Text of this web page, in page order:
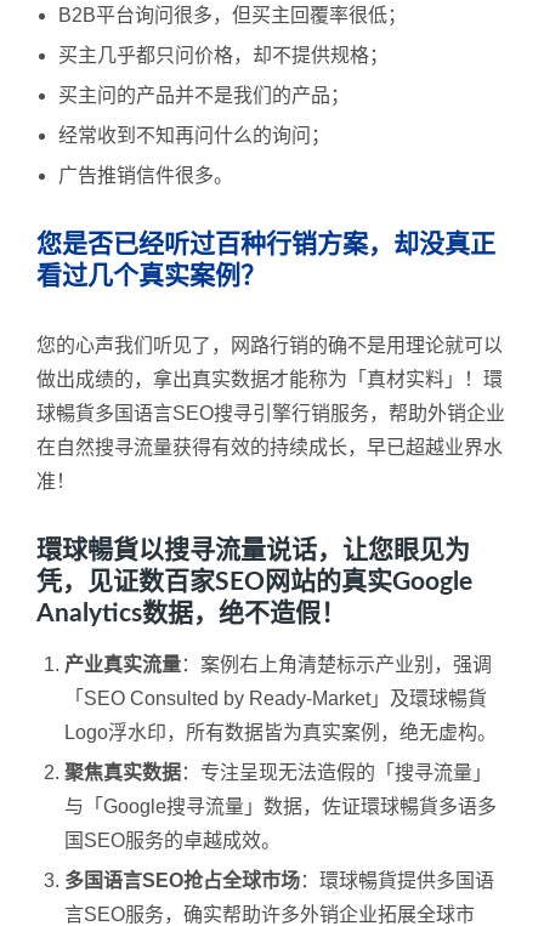
B2B平台询问很多，但买主回覆率很低；
买主几乎都只问价格，却不提供规格；
买主问的产品并不是我们的产品；
经常收到不知再问什么的询问；
广告推销信件很多。
您是否已经听过百种行销方案，却没真正
看过几个真实案例？
您的心声我们听见了，网路行销的确不是用理论就可以
做出成绩的，拿出真实数据才能称为「真材实料」！環
球暢貨多国语言SEO搜寻引擎行销服务，帮助外销企业
在自然搜寻流量获得有效的持续成长，早已超越业界水
准！
環球暢貨以搜寻流量说话，让您眼见为
凭，见证数百家SEO网站的真实Google
Analytics数据，绝不造假！
产业真实流量：案例右上角清楚标示产业别，强调
「SEO Consulted by Ready-Market」及環球暢貨
Logo浮水印，所有数据皆为真实案例，绝无虚构。
聚焦真实数据：专注呈现无法造假的「搜寻流量」
与「Google搜寻流量」数据，佐证環球暢貨多语多
国SEO服务的卓越成效。
多国语言SEO抢占全球市场：環球暢貨提供多国语
言SEO服务，确实帮助许多外销企业拓展全球市